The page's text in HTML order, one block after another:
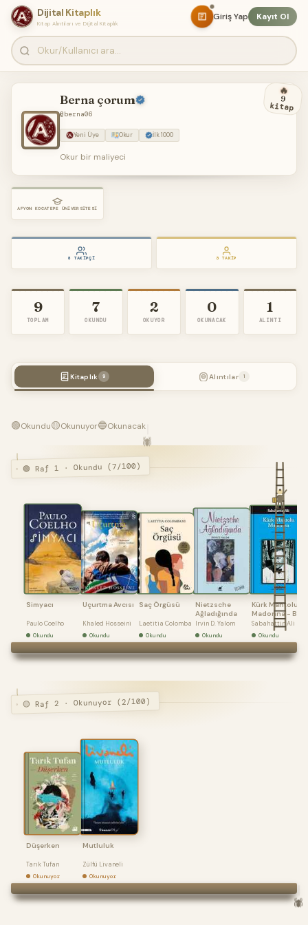
Dijital Kitaplık
Kitap Alıntıları ve Dijital Kitaplık
Giriş Yap Kayıt Ol
Berna çorum
🔥
9
kitap
@berna06
Yeni Üye Okur İlk 1000
Okur bir maliyeci
AFYON KOCATEPE ÜNİVERSİTESİ
8 TAKIPÇI 3 TAKIP
9
TOPLAM
7
OKUNDU
2
OKUYOR
0
OKUNACAK
1
ALINTI
Kitaplık 9 Alıntılar 1
🟢Okundu🟡Okunuyor🔵Okunacak
🕷️
🟢 Raf 1 · Okundu (7/100)
Simyacı
Paulo Coelho
Okundu
Uçurtma Avcısı
Khaled Hosseini
Okundu
Saç Örgüsü
Laetitia Colomba
Okundu
Nietzsche
Ağladığında
Irvin D. Yalom
Okundu
Kürk Mantolu
Madonna - B
Sabahattin Ali
Okundu
🕷️
🟡 Raf 2 · Okunuyor (2/100)
Düşerken
Tarık Tufan
Okunuyor
Mutluluk
Zülfü Livaneli
Okunuyor